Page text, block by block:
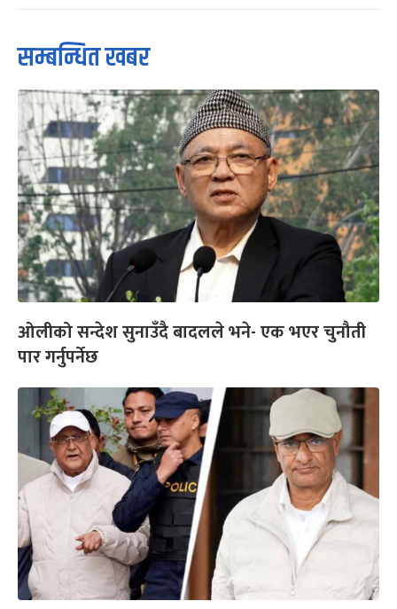
सम्बन्धित खबर
ओलीको सन्देश सुनाउँदै बादलले भने- एक भएर चुनौती
पार गर्नुपर्नेछ